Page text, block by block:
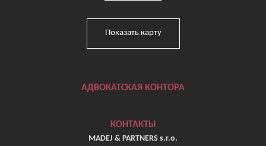
Показать карту
АДВОКАТСКАЯ КОНТОРА
КОНТАКТЫ
MADEJ & PARTNERS s.r.o.